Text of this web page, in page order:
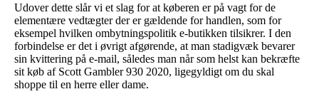
Udover dette slår vi et slag for at køberen er på vagt for de
elementære vedtægter der er gældende for handlen, som for
eksempel hvilken ombytningspolitik e-butikken tilsikrer. I den
forbindelse er det i øvrigt afgørende, at man stadigvæk bevarer
sin kvittering på e-mail, således man når som helst kan bekræfte
sit køb af Scott Gambler 930 2020, ligegyldigt om du skal
shoppe til en herre eller dame.